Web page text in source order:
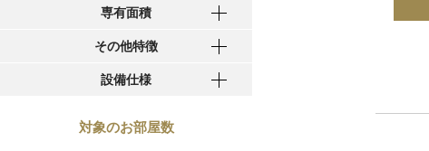
専有面積
その他特徴
設備仕様
対象のお部屋数